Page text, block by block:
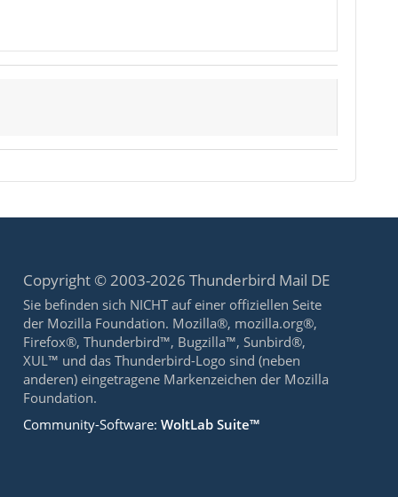
Copyright © 2003-2026 Thunderbird Mail DE
Sie befinden sich NICHT auf einer offiziellen Seite
der Mozilla Foundation. Mozilla®, mozilla.org®,
Firefox®, Thunderbird™, Bugzilla™, Sunbird®,
XUL™ und das Thunderbird-Logo sind (neben
anderen) eingetragene Markenzeichen der Mozilla
Foundation.
Community-Software:WoltLab Suite™